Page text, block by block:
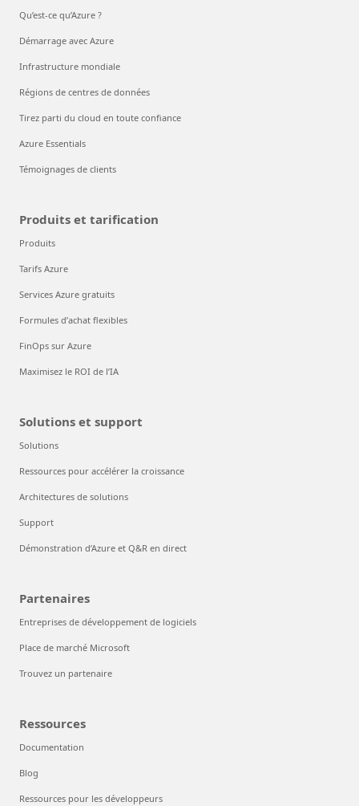
Qu’est-ce qu’Azure ?
Démarrage avec Azure
Infrastructure mondiale
Régions de centres de données
Tirez parti du cloud en toute confiance
Azure Essentials
Témoignages de clients
Produits et tarification
Produits
Tarifs Azure
Services Azure gratuits
Formules d’achat flexibles
FinOps sur Azure
Maximisez le ROI de l’IA
Solutions et support
Solutions
Ressources pour accélérer la croissance
Architectures de solutions
Support
Démonstration d’Azure et Q&R en direct
Partenaires
Entreprises de développement de logiciels
Place de marché Microsoft
Trouvez un partenaire
Ressources
Documentation
Blog
Ressources pour les développeurs